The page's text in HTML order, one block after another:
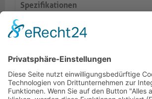
Spezifikationen
Lieferumfang
Dokumente
Ähnliche Artikel